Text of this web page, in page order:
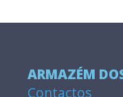
ARMAZÉM
Contactos